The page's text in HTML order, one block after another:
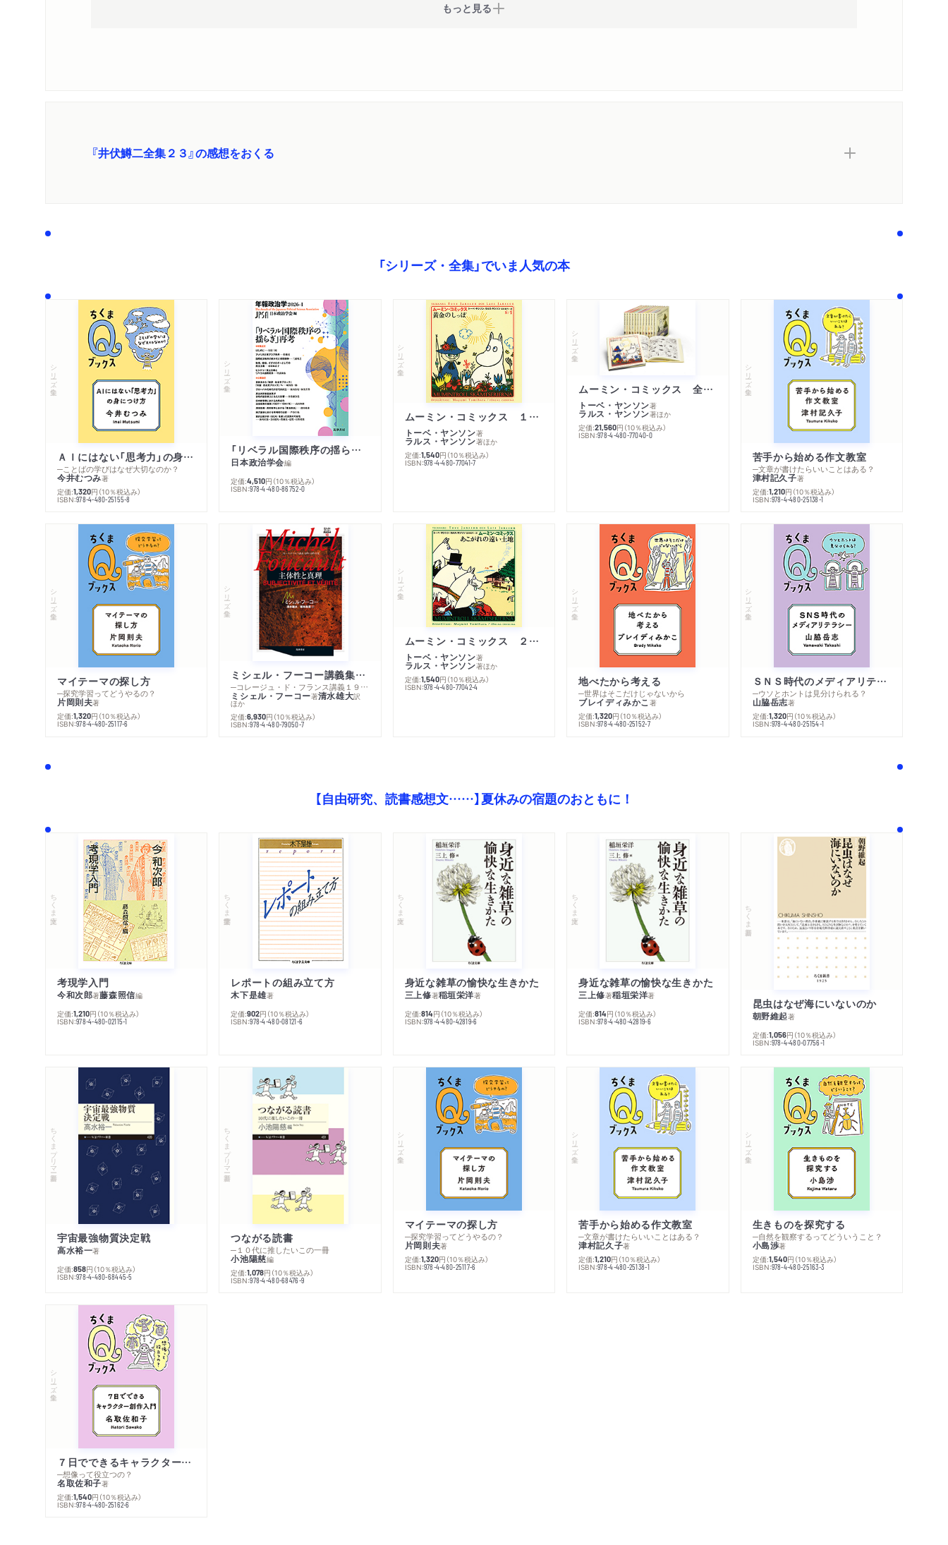
もっと見る
『井伏鱒二全集２３』の感想をおくる
「シリーズ・全集」でいま人気の本
シリーズ・全集
ＡＩにはない「思考力」の身につけ方
─ことばの学びはなぜ大切なのか？
今井むつみ著
定価:1,320円 （10％税込み）
ISBN:978-4-480-25155-8
シリーズ・全集
「リベラル国際秩序の揺らぎ」再考 年報政治学２０２６‐Ⅰ
日本政治学会編
定価:4,510円 （10％税込み）
ISBN:978-4-480-86752-0
シリーズ・全集
ムーミン・コミックス １ 黄金のしっぽ
トーベ・ヤンソン著
ラルス・ヤンソン著ほか
定価:1,540円 （10％税込み）
ISBN:978-4-480-77041-7
シリーズ・全集
ムーミン・コミックス 全１４巻セット
トーベ・ヤンソン著
ラルス・ヤンソン著ほか
定価:21,560円 （10％税込み）
ISBN:978-4-480-77040-0
シリーズ・全集
苦手から始める作文教室
─文章が書けたらいいことはある？
津村記久子著
定価:1,210円 （10％税込み）
ISBN:978-4-480-25138-1
シリーズ・全集
マイテーマの探し方
─探究学習ってどうやるの？
片岡則夫著
定価:1,320円 （10％税込み）
ISBN:978-4-480-25117-6
シリーズ・全集
ミシェル・フーコー講義集成１０ 主体性と真理
─コレージュ・ド・フランス講義１９８０－１９８１年度
ミシェル・フーコー著清水雄大訳
ほか
定価:6,930円 （10％税込み）
ISBN:978-4-480-79050-7
シリーズ・全集
ムーミン・コミックス ２ あこがれの遠い土地
トーベ・ヤンソン著
ラルス・ヤンソン著ほか
定価:1,540円 （10％税込み）
ISBN:978-4-480-77042-4
シリーズ・全集
地べたから考える
─世界はそこだけじゃないから
ブレイディみかこ著
定価:1,320円 （10％税込み）
ISBN:978-4-480-25152-7
シリーズ・全集
ＳＮＳ時代のメディアリテラシー
─ウソとホントは見分けられる？
山脇岳志著
定価:1,320円 （10％税込み）
ISBN:978-4-480-25154-1
【自由研究、読書感想文……】夏休みの宿題のおともに！
ちくま文庫
考現学入門
今和次郎著藤森照信編
定価:1,210円 （10％税込み）
ISBN:978-4-480-02115-1
ちくま学芸文庫
レポートの組み立て方
木下是雄著
定価:902円 （10％税込み）
ISBN:978-4-480-08121-6
ちくま文庫
身近な雑草の愉快な生きかた
三上修著稲垣栄洋著
定価:814円 （10％税込み）
ISBN:978-4-480-42819-6
ちくま文庫
身近な雑草の愉快な生きかた
三上修著稲垣栄洋著
定価:814円 （10％税込み）
ISBN:978-4-480-42819-6
ちくま新書
昆虫はなぜ海にいないのか
朝野維起著
定価:1,056円 （10％税込み）
ISBN:978-4-480-07756-1
ちくまプリマー新書
宇宙最強物質決定戦
高水裕一著
定価:858円 （10％税込み）
ISBN:978-4-480-68445-5
ちくまプリマー新書
つながる読書
─１０代に推したいこの一冊
小池陽慈編
定価:1,078円 （10％税込み）
ISBN:978-4-480-68476-9
シリーズ・全集
マイテーマの探し方
─探究学習ってどうやるの？
片岡則夫著
定価:1,320円 （10％税込み）
ISBN:978-4-480-25117-6
シリーズ・全集
苦手から始める作文教室
─文章が書けたらいいことはある？
津村記久子著
定価:1,210円 （10％税込み）
ISBN:978-4-480-25138-1
シリーズ・全集
生きものを探究する
─自然を観察するってどういうこと？
小島渉著
定価:1,540円 （10％税込み）
ISBN:978-4-480-25163-3
シリーズ・全集
７日でできるキャラクター創作入門
─想像って役立つの？
名取佐和子著
定価:1,540円 （10％税込み）
ISBN:978-4-480-25162-6